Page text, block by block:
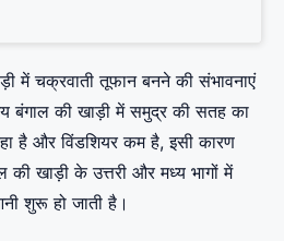
में चक्रवाती तूफान बनने की संभावनाएं
बंगाल की खाड़ी में समुद्र की सतह का
है और विंडशियर कम है, इसी कारण
खाड़ी के उत्तरी और मध्य भागों में
शुरू हो जाती है।